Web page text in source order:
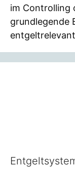
im Controlling
grundlegende